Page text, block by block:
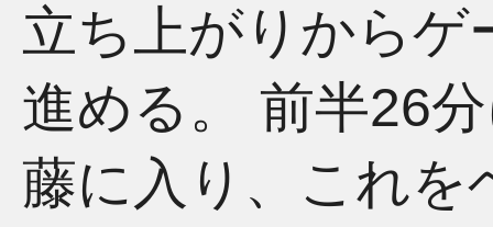
立ち上がりからゲ
進める。 前半26
藤に入り、これを